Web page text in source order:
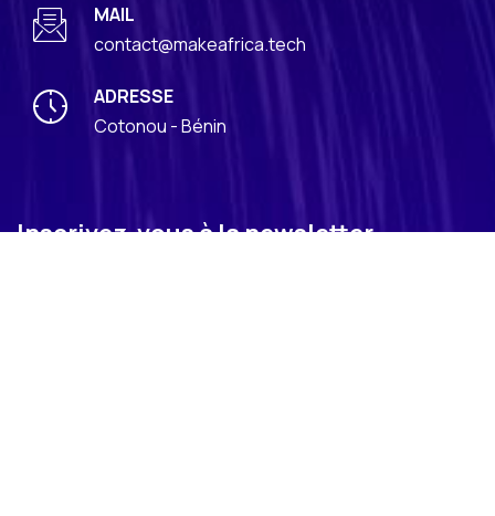
MAIL
contact@makeafrica.tech
ADRESSE
Cotonou - Bénin
Inscrivez-vous à la newsletter